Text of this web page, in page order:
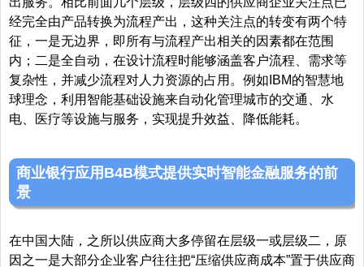
经完全由产品转换为流程产出，这种关注点的转变有两个特
征，一是无边界，即所有与流程产出相关的因素都在范围
内；二是全自动，在设计流程时能够涵盖客户流程、需求等
复杂性，并减少流程对人力资源的占用。例如IBM的智慧地
球理念，利用智能基础设施来自动化管理城市的交通、水
电、医疗等设施与服务，实现提升效益、降低能耗。
商业银行应用B4B模式提供实时智能金融服务的前
景
在中国大陆，之所以供应商大多停留在层级一或层级二，原
因之一是大部分企业客户往往把“压缩供应商成本”置于供应商